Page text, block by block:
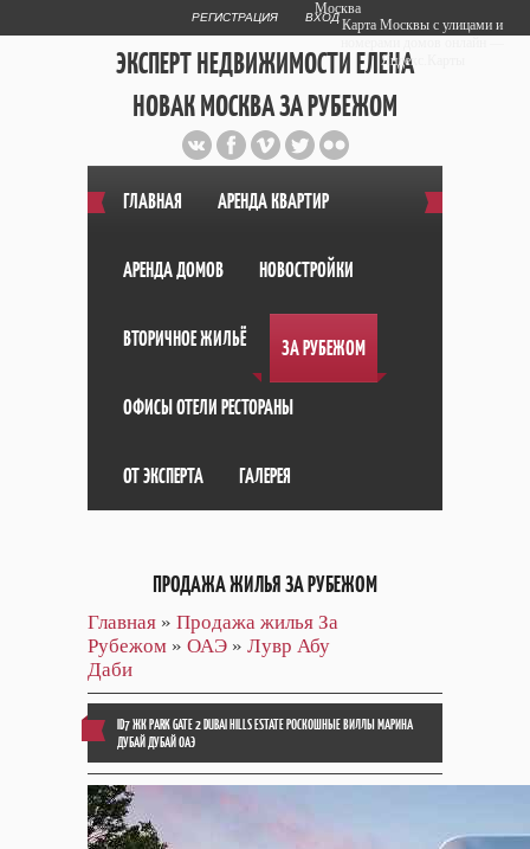
РЕГИСТРАЦИЯ ВХОД
ЭКСПЕРТ НЕДВИЖИМОСТИ ЕЛЕНА
НОВАК МОСКВА ЗА РУБЕЖОМ
Публичный сайт эксперта автора
web дизайнера+7 903 708 1884
ГЛАВНАЯ АРЕНДА КВАРТИР
АРЕНДА ДОМОВ НОВОСТРОЙКИ
ВТОРИЧНОЕ ЖИЛЬЁ ЗА РУБЕЖОМ
ОФИСЫ ОТЕЛИ РЕСТОРАНЫ
ОТ ЭКСПЕРТА ГАЛЕРЕЯ
ПРОДАЖА ЖИЛЬЯ ЗА РУБЕЖОМ
Главная » Продажа жилья За
Рубежом » ОАЭ » Лувр Абу
Даби
ID7 ЖК PARK GATE 2 DUBAI HILLS ESTATE РОСКОШНЫЕ ВИЛЛЫ МАРИНА
ДУБАЙ ДУБАЙ ОАЭ
Москва
Карта Москвы с улицами и
Яндекс.Карты